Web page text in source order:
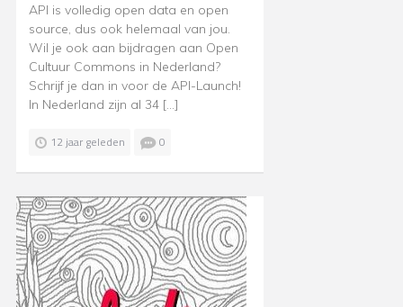
API is volledig open data en open
source, dus ook helemaal van jou.
Wil je ook aan bijdragen aan Open
Cultuur Commons in Nederland?
Schrijf je dan in voor de API-Launch!
In Nederland zijn al 34 […]
12 jaar geleden 0